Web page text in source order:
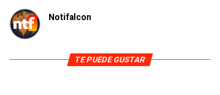
Notifalcon
TE PUEDE GUSTAR